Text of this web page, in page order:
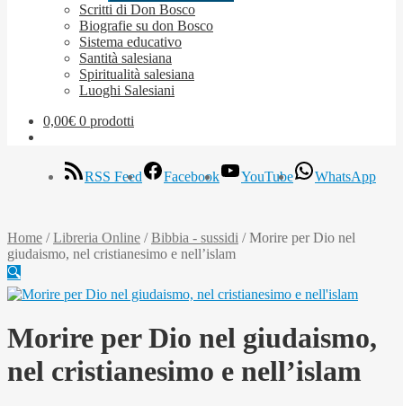
Scritti di Don Bosco
Biografie su don Bosco
Sistema educativo
Santità salesiana
Spiritualità salesiana
Luoghi Salesiani
0,00€ 0 prodotti
RSS Feed Facebook YouTube WhatsApp
Home /Libreria Online /Bibbia - sussidi /Morire per Dio nel
giudaismo, nel cristianesimo e nell’islam
🔍
Morire per Dio nel giudaismo,
nel cristianesimo e nell’islam